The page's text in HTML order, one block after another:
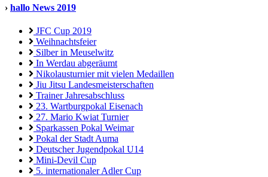
› hallo News 2019
JFC Cup 2019
Weihnachtsfeier
Silber in Meuselwitz
In Werdau abgeräumt
Nikolausturnier mit vielen Medaillen
Jiu Jitsu Landesmeisterschaften
Trainer Jahresabschluss
23. Wartburgpokal Eisenach
27. Mario Kwiat Turnier
Sparkassen Pokal Weimar
Pokal der Stadt Auma
Deutscher Jugendpokal U14
Mini-Devil Cup
5. internationaler Adler Cup